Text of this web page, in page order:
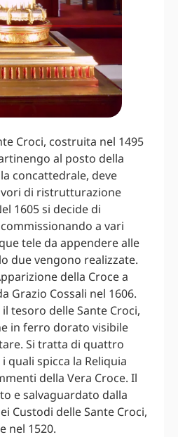
Croci, costruita nel 1495
al posto della
concattedrale, deve
di ristrutturazione
1605 si decide di
a vari
tele da appendere alle
due vengono realizzate.
della Croce a
Grazio Cossali nel 1606.
tesoro delle Sante Croci,
in ferro dorato visibile
Si tratta di quattro
quali spicca la Reliquia
della Vera Croce. Il
e salvaguardato dalla
Custodi delle Sante Croci,
nel 1520.